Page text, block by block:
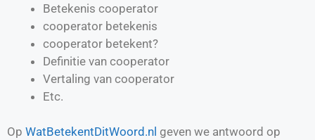
Betekenis cooperator
cooperator betekenis
cooperator betekent?
Definitie van cooperator
Vertaling van cooperator
Etc.
Op WatBetekentDitWoord.nl geven we antwoord op